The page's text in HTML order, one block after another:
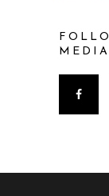
MEDIA